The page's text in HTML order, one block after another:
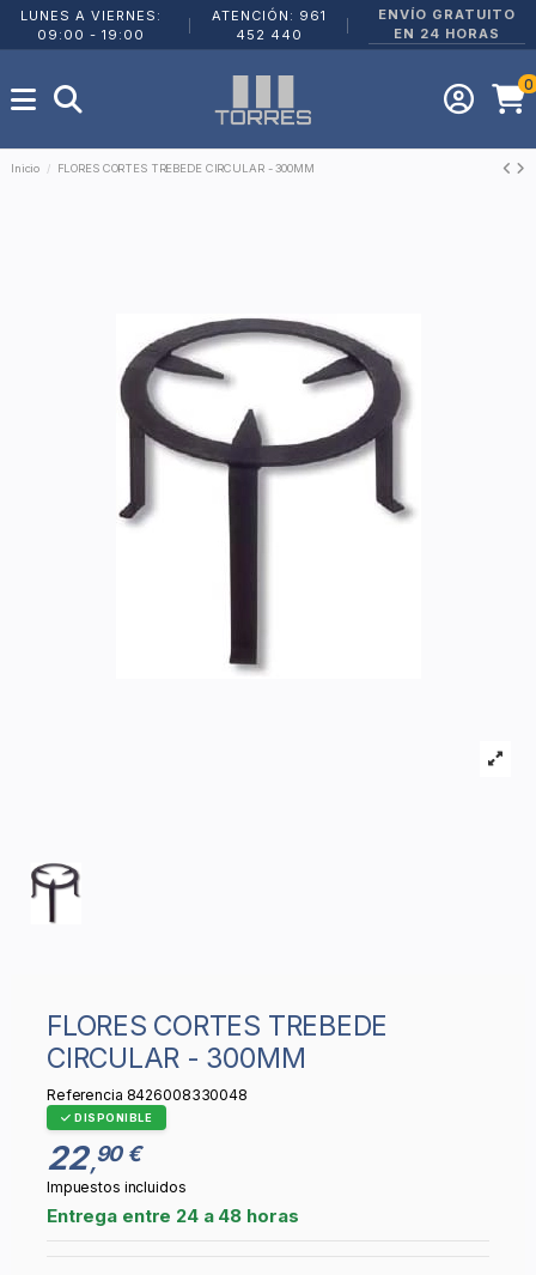
LUNES A VIERNES:
09:00 - 19:00
ATENCIÓN: 961
452 440
ENVÍO GRATUITO
EN 24 HORAS
0
Inicio FLORES CORTES TREBEDE CIRCULAR - 300MM
FLORES CORTES TREBEDE
CIRCULAR - 300MM
Referencia 8426008330048
DISPONIBLE
22,90 €
Impuestos incluidos
Entrega entre 24 a 48 horas